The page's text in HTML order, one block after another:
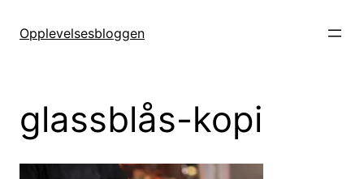
Opplevelsesbloggen
glassblås-kopi